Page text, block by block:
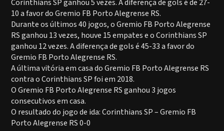
Corinthians SP ganhou 5 vezes. A diferença de gols é de 27-
10 a favor do Gremio FB Porto Alegrense RS.
Durante os últimos 40 jogos, o Gremio FB Porto Alegrense
RS ganhou 13 vezes, houve 15 empates e o Corinthians SP
ganhou 12 vezes. A diferença de gols é 45-33 a favor do
Gremio FB Porto Alegrense RS.
A última vitória em casa do Gremio FB Porto Alegrense RS
contra o Corinthians SP foi em 2018.
O Gremio FB Porto Alegrense RS ganhou 3 jogos
consecutivos em casa.
O resultado do jogo de ida: Corinthians SP – Gremio FB
Porto Alegrense RS 0-0